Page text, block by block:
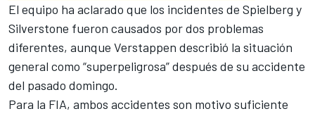
El equipo ha aclarado que los incidentes de Spielberg y
Silverstone fueron causados por dos problemas
diferentes, aunque Verstappen describió la situación
general como “superpeligrosa” después de su accidente
del pasado domingo.
Para la FIA, ambos accidentes son motivo suficiente